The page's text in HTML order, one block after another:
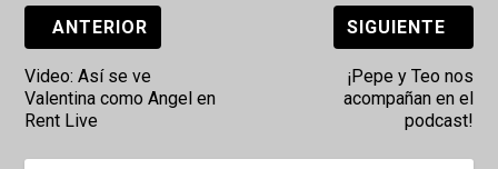
ANTERIOR
Video: Así se ve
Valentina como Angel en
Rent Live
SIGUIENTE
¡Pepe y Teo nos
acompañan en el
podcast!